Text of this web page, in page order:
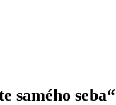
samého seba“